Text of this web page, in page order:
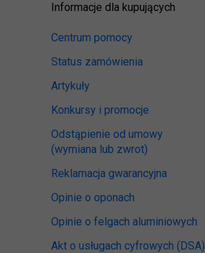
Informacje dla kupujących
Centrum pomocy
Status zamówienia
Artykuły
Konkursy i promocje
Odstąpienie od umowy
(wymiana lub zwrot)
Reklamacja gwarancyjna
Opinie o oponach
Opinie o felgach aluminiowych
Akt o usługach cyfrowych (DSA)